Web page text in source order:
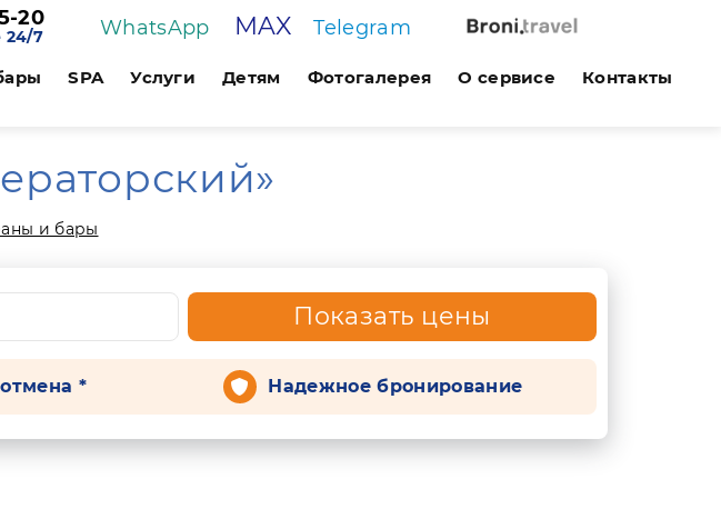
20
24/7 WhatsApp MAX Telegram
SPA Услуги Детям Фотогалерея О сервисе Контакты
и бары
Показать цены
* Надежное бронирование